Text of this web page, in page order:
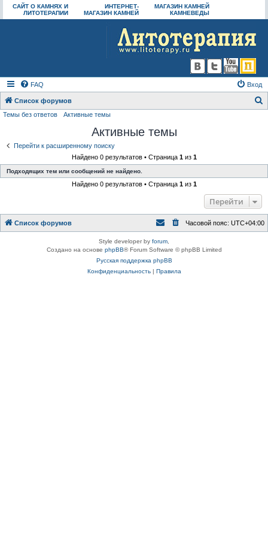
САЙТ О КАМНЯХ И
ЛИТОТЕРАПИИ
ИНТЕРНЕТ-
МАГАЗИН КАМНЕЙ
МАГАЗИН КАМНЕЙ
КАМНЕВЕДЫ
FAQ Вход
Список форумов
Темы без ответов Активные темы
Активные темы
Перейти к расширенному поиску
Найдено 0 результатов • Страница 1из 1
Подходящих тем или сообщений не найдено.
Найдено 0 результатов • Страница 1из 1
Перейти
Список форумов Часовой пояс: UTC+04:00
Style developer by forum
Создано на основе phpBB® Forum Software © phpBB Limited
Русская поддержка phpBB
Конфиденциальность| Правила